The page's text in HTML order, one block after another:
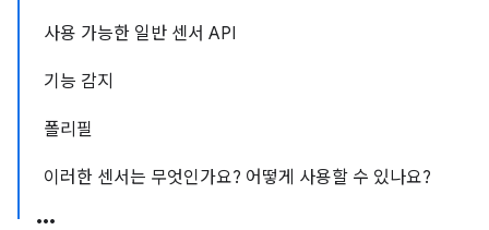
사용 가능한 일반 센서 API
기능 감지
폴리필
이러한 센서는 무엇인가요? 어떻게 사용할 수 있나요?